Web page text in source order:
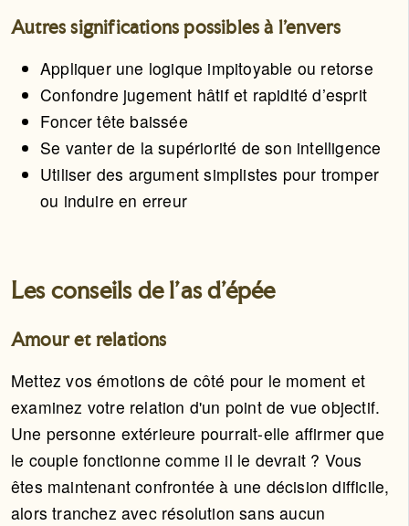
Autres significations possibles à l'envers
Appliquer une logique impitoyable ou retorse
Confondre jugement hâtif et rapidité d’esprit
Foncer tête baissée
Se vanter de la supériorité de son intelligence
Utiliser des argument simplistes pour tromper
ou induire en erreur
Les conseils de l'as d'épée
Amour et relations
Mettez vos émotions de côté pour le moment et
examinez votre relation d'un point de vue objectif.
Une personne extérieure pourrait-elle affirmer que
le couple fonctionne comme il le devrait ? Vous
êtes maintenant confrontée à une décision difficile,
alors tranchez avec résolution sans aucun